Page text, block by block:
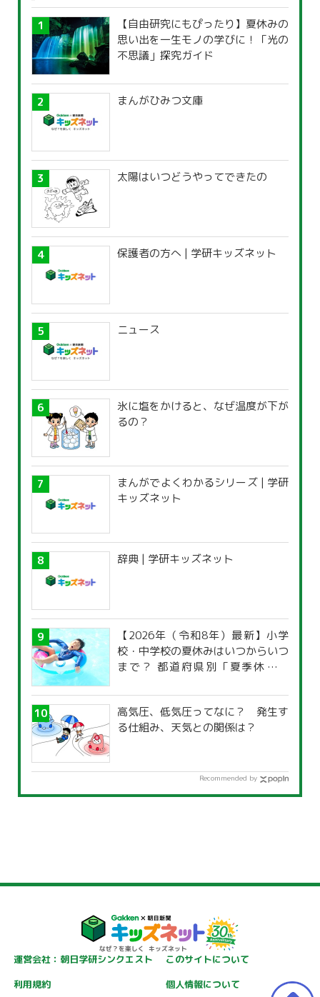
【自由研究にもぴったり】夏休みの
思い出を一生モノの学びに！「光の
不思議」探究ガイド
まんがひみつ文庫
太陽はいつどうやってできたの
保護者の方へ | 学研キッズネット
ニュース
氷に塩をかけると、なぜ温度が下が
るの？
まんがでよくわかるシリーズ | 学研
キッズネット
辞典 | 学研キッズネット
【2026年（令和8年）最新】小学
校・中学校の夏休みはいつからいつ
まで？ 都道府県別「夏季休暇一
高気圧、低気圧ってなに？ 発生す
る仕組み、天気との関係は？
Recommended by
運営会社：朝日学研シンクエスト
このサイトについて
利用規約
個人情報について